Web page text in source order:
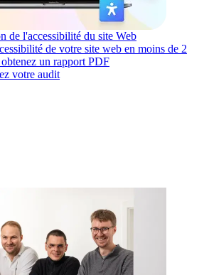
de l'accessibilité du site Web
de votre site web en moins de 2
un rapport PDF
votre audit